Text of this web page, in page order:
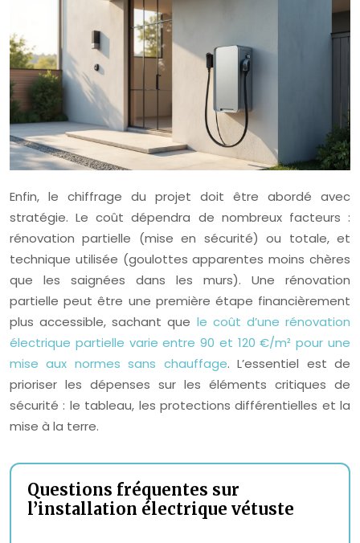
Enfin, le chiffrage du projet doit être abordé avec
stratégie. Le coût dépendra de nombreux facteurs :
rénovation partielle (mise en sécurité) ou totale, et
technique utilisée (goulottes apparentes moins chères
que les saignées dans les murs). Une rénovation
partielle peut être une première étape financièrement
plus accessible, sachant que le coût d’une rénovation
électrique partielle varie entre 90 et 120 €/m² pour une
mise aux normes sans chauffage. L’essentiel est de
prioriser les dépenses sur les éléments critiques de
sécurité : le tableau, les protections différentielles et la
mise à la terre.
Questions fréquentes sur
l’installation électrique vétuste